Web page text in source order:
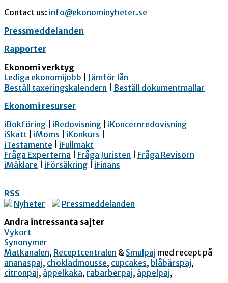
Contact us: info@ekonominyheter.se
Pressmeddelanden
Rapporter
Ekonomi verktyg
Lediga ekonomijobb
Jämför lån
Beställ taxeringskalendern
Beställ dokumentmallar
Ekonomi resurser
iBokföring
iRedovisning
iKoncernredovisning
iSkatt
iMoms iKonkurs
iTestamente
iFullmakt
Fråga Experterna
Fråga Juristen
Fråga Revisorn
iMäklare
iFörsäkring iFinans
RSS
Nyheter
Pressmeddelanden
Andra intressanta sajter
Vykort
Synonymer
Matkanalen, Receptcentralen & Smulpaj med recept på
ananaspaj, chokladmousse, cupcakes, blåbärspaj,
citronpaj, äppelkaka, rabarberpaj, äppelpaj,